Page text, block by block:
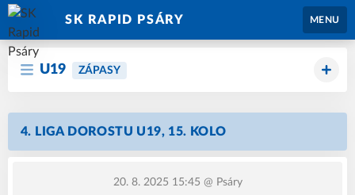
SK RAPID PSÁRY MENU
U19 ZÁPASY
4. LIGA DOROSTU U19, 15. KOLO
20. 8. 2025 15:45 @ Psáry